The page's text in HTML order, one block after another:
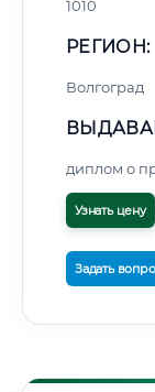
1010
РЕГИОН:
Волгоград
диплом о
Узнать цену
Задать